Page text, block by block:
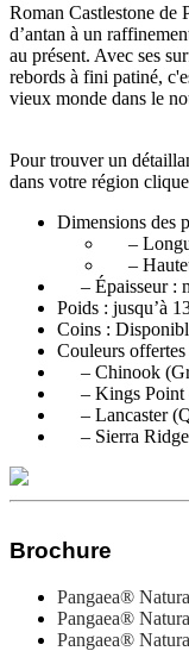
Roman Castlestone de
d’antan à un
au présent. Avec ses
rebords à fini patiné,
vieux monde dans le
Pour trouver un
dans votre région
Dimensions des
–
–
– Épaisseur :
Poids : jusqu’à
Coins :
Couleurs
– Chinook
– Kings Point
– Lancaster
– Sierra Ridge
Brochure
Pangaea®
Pangaea®
Pangaea®